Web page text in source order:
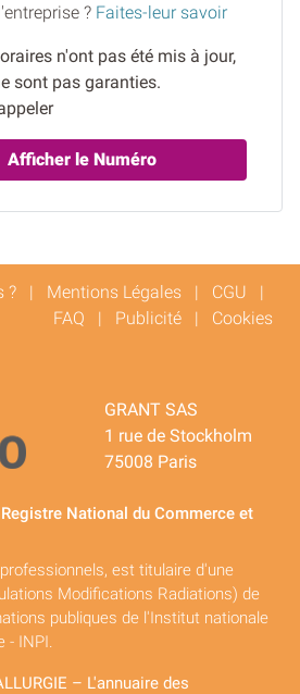
? Faites-leur savoir
n'ont pas été mis à jour,
sont pas garanties.
Afficher le Numéro
? | Mentions Légales | CGU |
FAQ | Publicité | Cookies
GRANT SAS
1 rue de Stockholm
75008 Paris
National du Commerce et
est titulaire d'une
Modifications Radiations) de
publiques de l'Institut nationale
- INPI.
– L'annuaire des